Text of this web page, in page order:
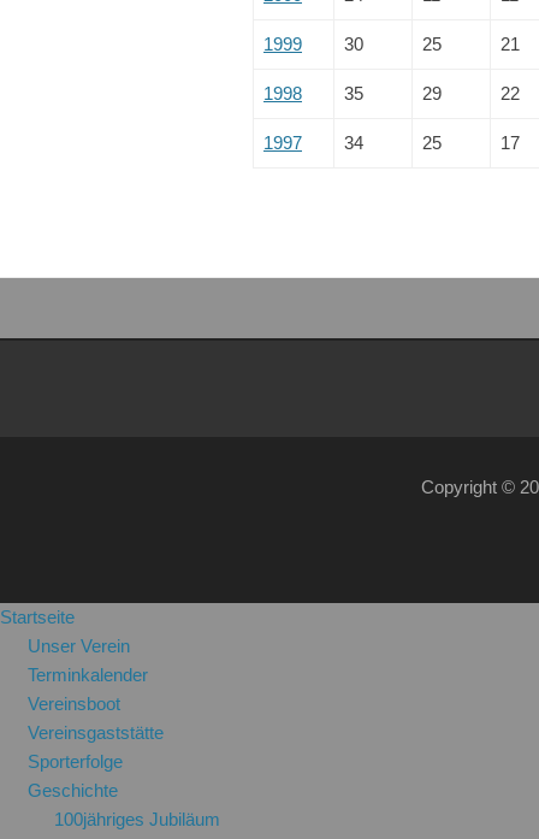
1999 30 25 21
1998 35 29 22
1997 34 25 17
Copyright ©
Startseite
Unser Verein
Terminkalender
Vereinsboot
Vereinsgaststätte
Sporterfolge
Geschichte
100jähriges Jubiläum